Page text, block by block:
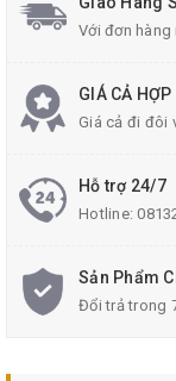
Với đơn hàng
GIÁ CẢ HỢP
Giá cả đi đôi
Hỗ trợ 24/7
Hotline:
Sản Phẩm
Đổi trả trong